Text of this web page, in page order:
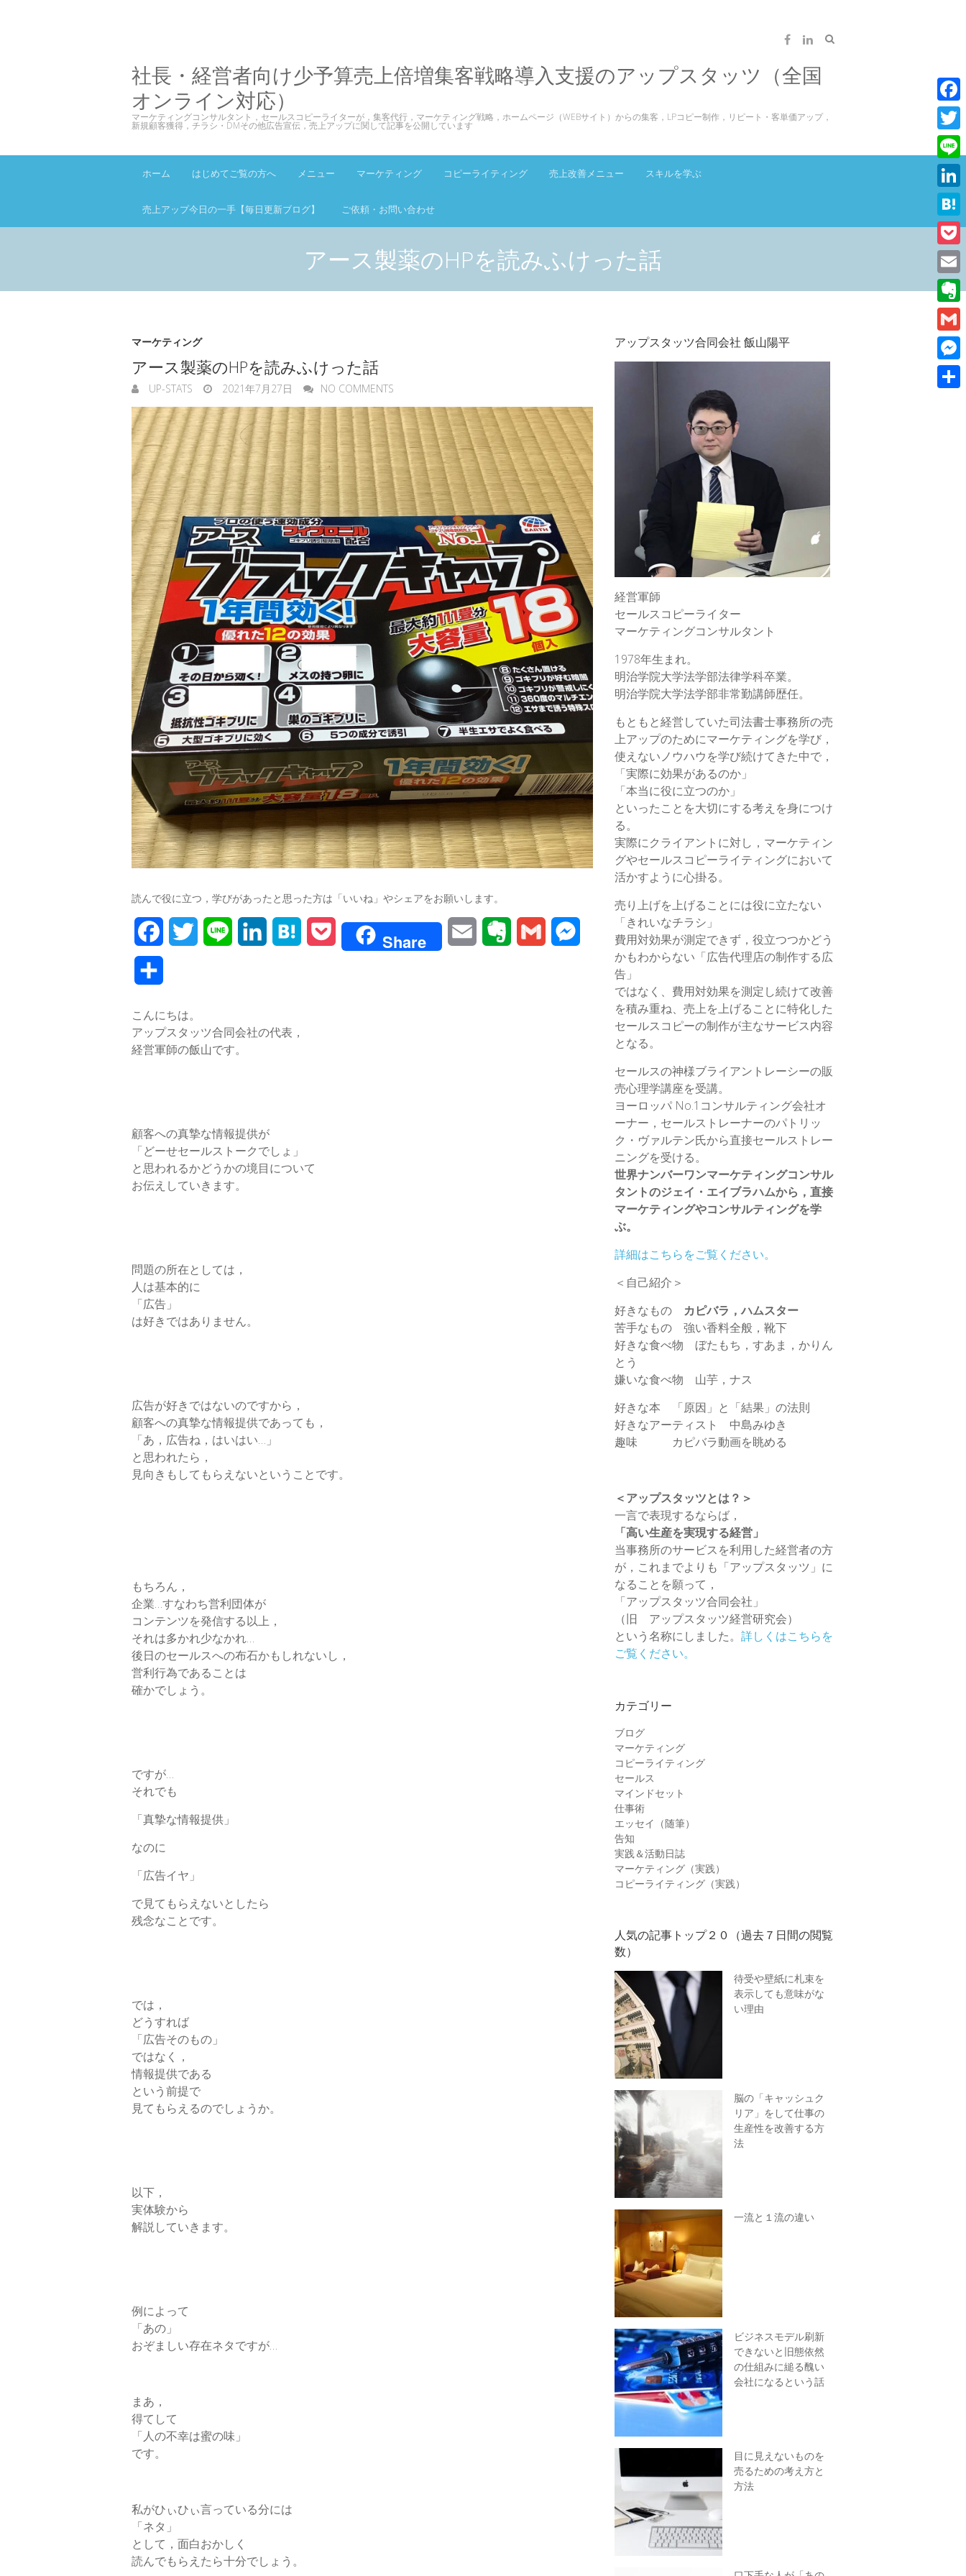
社長・経営者向け少予算売上倍増集客戦略導入支援のアップスタッツ（全国
オンライン対応）
マーケティングコンサルタント，セールスコピーライターが，集客代行，マーケティング戦略，ホームページ（WEBサイト）からの集客，LPコピー制作，リピート・客単価アップ，
新規顧客獲得，チラシ・DMその他広告宣伝，売上アップに関して記事を公開しています
ホーム はじめてご覧の方へ メニュー マーケティング コピーライティング 売上改善メニュー スキルを学ぶ
売上アップ今日の一手【毎日更新ブログ】 ご依頼・お問い合わせ
アース製薬のHPを読みふけった話
マーケティング
アース製薬のHPを読みふけった話
UP-STATS 2021年7月27日 NO COMMENTS
読んで役に立つ，学びがあったと思った方は「いいね」やシェアをお願いします。
e
b
k
t
n
Share
こんにちは。
アップスタッツ合同会社の代表，
経営軍師の飯山です。
顧客への真摯な情報提供が
「どーせセールストークでしょ」
と思われるかどうかの境目について
お伝えしていきます。
問題の所在としては，
人は基本的に
「広告」
は好きではありません。
広告が好きではないのですから，
顧客への真摯な情報提供であっても，
「あ，広告ね，はいはい…」
と思われたら，
見向きもしてもらえないということです。
もちろん，
企業…すなわち営利団体が
コンテンツを発信する以上，
それは多かれ少なかれ…
後日のセールスへの布石かもしれないし，
営利行為であることは
確かでしょう。
ですが…
それでも
「真摯な情報提供」
なのに
「広告イヤ」
で見てもらえないとしたら
残念なことです。
では，
どうすれば
「広告そのもの」
ではなく，
情報提供である
という前提で
見てもらえるのでしょうか。
以下，
実体験から
解説していきます。
例によって
「あの」
おぞましい存在ネタですが…
まあ，
得てして
「人の不幸は蜜の味」
です。
私がひぃひぃ言っている分には
「ネタ」
として，面白おかしく
読んでもらえたら十分でしょう。
アップスタッツ合同会社 飯山陽平
経営軍師
セールスコピーライター
マーケティングコンサルタント
1978年生まれ。
明治学院大学法学部法律学科卒業。
明治学院大学法学部非常勤講師歴任。
もともと経営していた司法書士事務所の売
上アップのためにマーケティングを学び，
使えないノウハウを学び続けてきた中で，
「実際に効果があるのか」
「本当に役に立つのか」
といったことを大切にする考えを身につけ
る。
実際にクライアントに対し，マーケティン
グやセールスコピーライティングにおいて
活かすように心掛る。
売り上げを上げることには役に立たない
「きれいなチラシ」
費用対効果が測定できず，役立つつかどう
かもわからない「広告代理店の制作する広
告」
ではなく、費用対効果を測定し続けて改善
を積み重ね、売上を上げることに特化した
セールスコピーの制作が主なサービス内容
となる。
セールスの神様ブライアントレーシーの販
売心理学講座を受講。
ヨーロッパ No.1コンサルティング会社オ
ーナー，セールストレーナーのパトリッ
ク・ヴァルテン氏から直接セールストレー
ニングを受ける。
世界ナンバーワンマーケティングコンサル
タントのジェイ・エイブラハムから，直接
マーケティングやコンサルティングを学
ぶ。
詳細はこちらをご覧ください。
＜自己紹介＞
好きなもの カピバラ，ハムスター
苦手なもの 強い香料全般，靴下
好きな食べ物 ぼたもち，すあま，かりん
とう
嫌いな食べ物 山芋，ナス
好きな本 「原因」と「結果」の法則
好きなアーティスト 中島みゆき
趣味 カピバラ動画を眺める
＜アップスタッツとは？＞
一言で表現するならば，
「高い生産を実現する経営」
当事務所のサービスを利用した経営者の方
が，これまでよりも「アップスタッツ」に
なることを願って，
「アップスタッツ合同会社」
（旧 アップスタッツ経営研究会）
という名称にしました。詳しくはこちらを
ご覧ください。
カテゴリー
ブログ
マーケティング
コピーライティング
セールス
マインドセット
仕事術
エッセイ（随筆）
告知
実践＆活動日誌
マーケティング（実践）
コピーライティング（実践）
人気の記事トップ２０（過去７日間の閲覧
数）
待受や壁紙に札束を
表示しても意味がな
い理由
脳の「キャッシュク
リア」をして仕事の
生産性を改善する方
法
一流と１流の違い
ビジネスモデル刷新
できないと旧態依然
の仕組みに縋る醜い
会社になるという話
目に見えないものを
売るための考え方と
方法
F
a
c
e
b
o
o
k
T
w
i
e
r
L
i
n
e
L
i
n
k
e
d
I
n
H
a
t
e
n
a
P
o
c
k
e
t
E
m
a
E
v
e
G
m
a
M